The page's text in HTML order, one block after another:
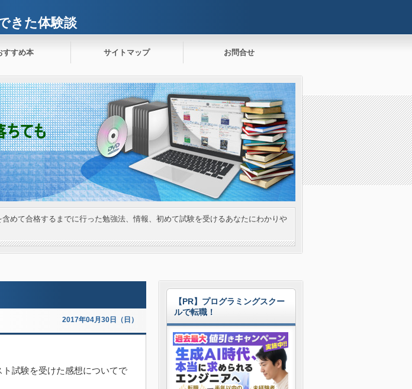
きた体験談
すすめ本 サイトマップ お問合せ
めて合格するまでに行った勉強法、情報、初めて試験を受けるあなたにわかりや
2017年04月30日（日）
試験を受けた感想についてで
【PR】プログラミングスクー
ルで転職！